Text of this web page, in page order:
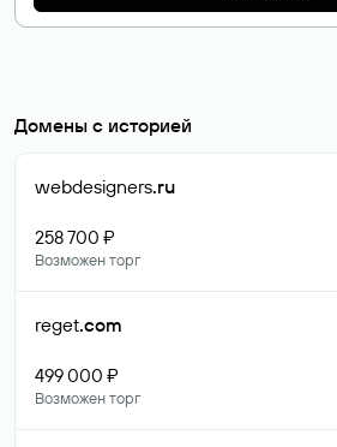
Домены с историей
webdesigners.ru
258 700 ₽
Возможен торг
reget.com
499 000 ₽
Возможен торг